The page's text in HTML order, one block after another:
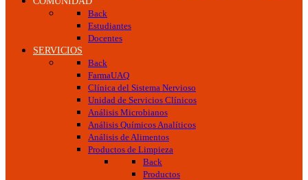
Back
Estudiantes
Docentes
SERVICIOS
Back
FarmaUAQ
Clínica del Sistema Nervioso
Unidad de Servicios Clínicos
Análisis Microbianos
Análisis Químicos Analíticos
Análisis de Alimentos
Productos de Limpieza
Back
Productos